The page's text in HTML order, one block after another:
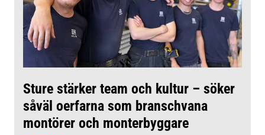
Sture stärker team och kultur – söker
såväl oerfarna som branschvana
montörer och monterbyggare